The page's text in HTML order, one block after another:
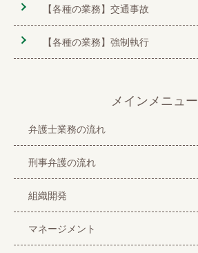
【各種の業務】交通事故
【各種の業務】強制執行
メインメニュー
弁護士業務の流れ
刑事弁護の流れ
組織開発
マネージメント